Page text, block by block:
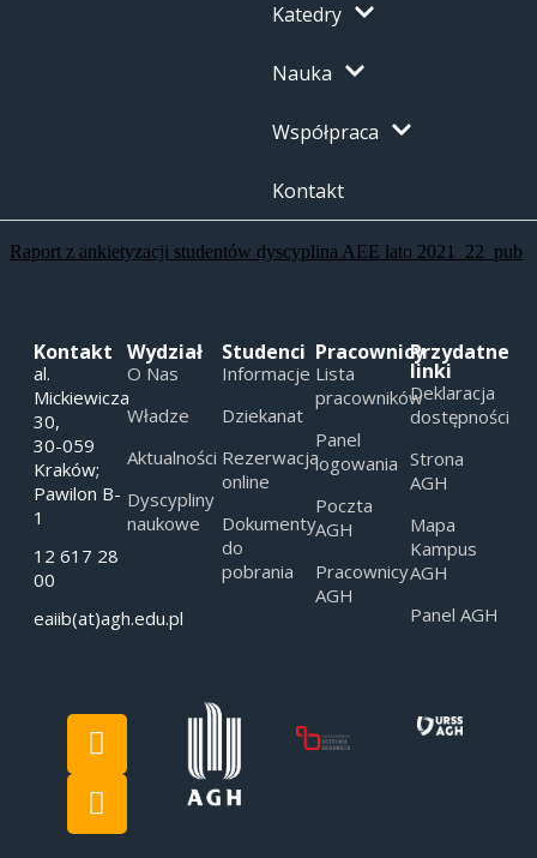
Katedry
Nauka
Współpraca
Kontakt
Raport z ankietyzacji studentów dyscyplina AEE lato 2021_22_pub
Kontakt
al.
Mickiewicza
30,
30-059
Kraków;
Pawilon B-
1
12 617 28
00
eaiib(at)agh.edu.pl
Wydział
O Nas
Władze
Aktualności
Dyscypliny
naukowe
Studenci
Informacje
Dziekanat
Rezerwacja
online
Dokumenty
do
pobrania
Pracownicy
Lista
pracowników
Panel
logowania
Poczta
AGH
Pracownicy
AGH
Przydatne
linki
Deklaracja
dostępności
Strona
AGH
Mapa
Kampus
AGH
Panel AGH